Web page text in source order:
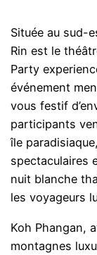
Située au sud-
Rin est le
Party
événement
vous festif
participants
île
spectaculaires
nuit blanche
les voyageurs
Koh Phangan,
montagnes